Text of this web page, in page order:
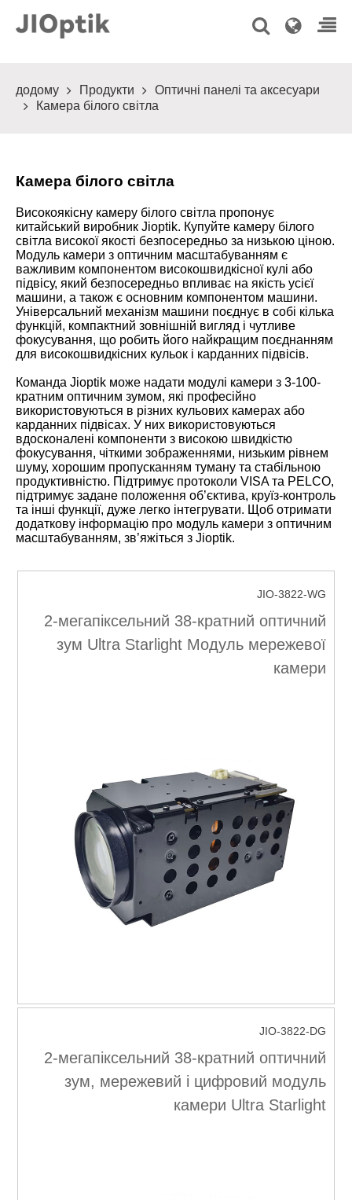
додому Продукти
Оптичні панелі та аксесуари
Камера білого світла
Камера білого світла
Високоякісну камеру білого світла пропонує
китайський виробник Jioptik. Купуйте камеру білого
світла високої якості безпосередньо за низькою ціною.
Модуль камери з оптичним масштабуванням є
важливим компонентом високошвидкісної кулі або
підвісу, який безпосередньо впливає на якість усієї
машини, а також є основним компонентом машини.
Універсальний механізм машини поєднує в собі кілька
функцій, компактний зовнішній вигляд і чутливе
фокусування, що робить його найкращим поєднанням
для високошвидкісних кульок і карданних підвісів.
Команда Jioptik може надати модулі камери з 3-100-
кратним оптичним зумом, які професійно
використовуються в різних кульових камерах або
карданних підвісах. У них використовуються
вдосконалені компоненти з високою швидкістю
фокусування, чіткими зображеннями, низьким рівнем
шуму, хорошим пропусканням туману та стабільною
продуктивністю. Підтримує протоколи VISA та PELCO,
підтримує задане положення об’єктива, круїз-контроль
та інші функції, дуже легко інтегрувати. Щоб отримати
додаткову інформацію про модуль камери з оптичним
масштабуванням, зв’яжіться з Jioptik.
JIO-3822-WG
2-мегапіксельний 38-кратний оптичний
зум Ultra Starlight Модуль мережевої
камери
JIO-3822-DG
2-мегапіксельний 38-кратний оптичний
зум, мережевий і цифровий модуль
камери Ultra Starlight